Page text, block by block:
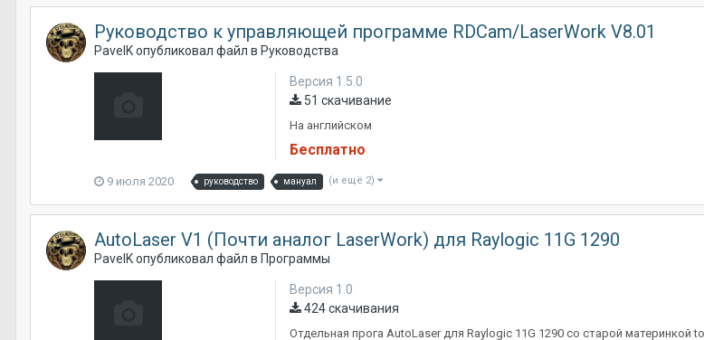
Руководство к управляющей программе RDCam/LaserWork V8.01
PavelKопубликовал файл в Руководства
Версия 1.5.0
51 скачивание
На английском
Бесплатно
9 июля 2020 руководство мануал (и ещё 2)
AutoLaser V1 (Почти аналог LaserWork) для Raylogic 11G 1290
PavelKопубликовал файл в Программы
Версия 1.0
424 скачивания
Отдельная прога AutoLaser для Raylogic 11G 1290 со cтарой